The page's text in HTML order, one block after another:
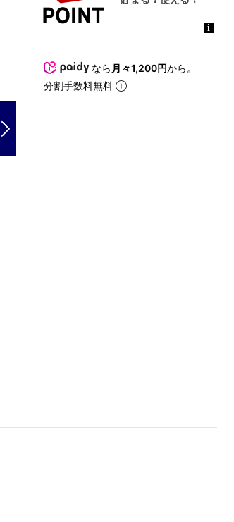
K＆FCONCEPT マウントア
ダプター 絞りレバー付き KF
タイプ対応)マウントレンズ
なら 月々1,200円から。
分割手数料無料